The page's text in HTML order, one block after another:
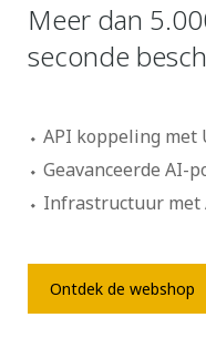
Meer dan
seconde
API koppeling met
Geavanceerde AI-
Infrastructuur met
Ontdek de webshop